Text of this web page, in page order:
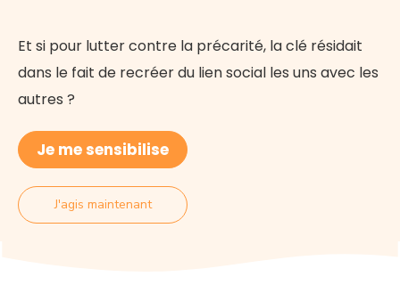
Et si pour lutter contre la précarité, la clé résidait
dans le fait de recréer du lien social les uns avec les
autres ?
Je me sensibilise
J'agis maintenant